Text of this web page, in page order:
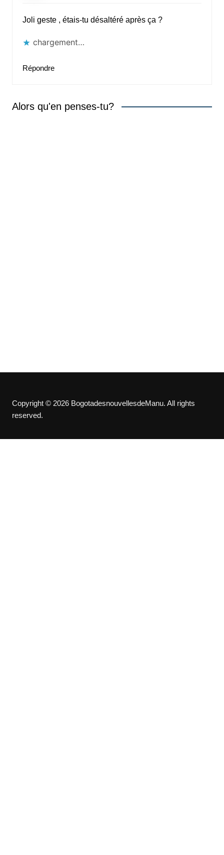
Joli geste , étais-tu désaltéré après ça ?
chargement…
Répondre
Alors qu'en penses-tu?
Copyright © 2026 BogotadesnouvellesdeManu. All rights
reserved.